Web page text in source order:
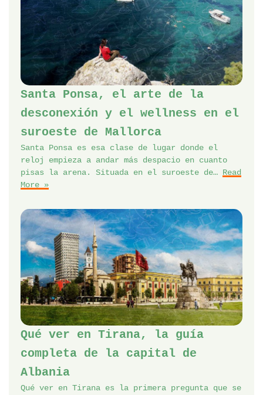
Santa Ponsa, el arte de la
desconexión y el wellness en el
suroeste de Mallorca
Santa Ponsa es esa clase de lugar donde el
reloj empieza a andar más despacio en cuanto
pisas la arena. Situada en el suroeste de… Read
More »
Qué ver en Tirana, la guía
completa de la capital de
Albania
Qué ver en Tirana es la primera pregunta que se